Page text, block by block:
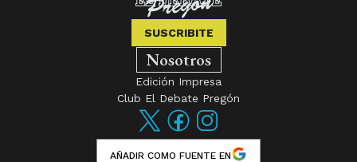
SUSCRIBITE
Nosotros
Edición Impresa
Club El Debate Pregón
AÑADIR COMO FUENTE EN